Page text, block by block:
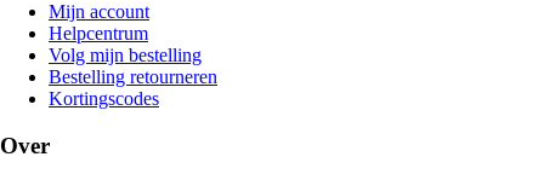
Mijn account
Helpcentrum
Volg mijn bestelling
Bestelling retourneren
Kortingscodes
Over